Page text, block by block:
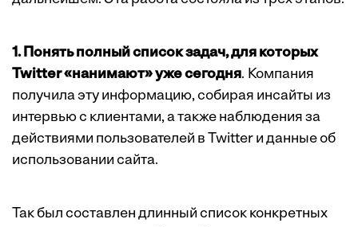
1. Понять полный список задач, для которых
Twitter «нанимают» уже сегодня. Компания
получила эту информацию, собирая инсайты из
интервью с клиентами, а также наблюдения за
действиями пользователей в Twitter и данные об
использовании сайта.
Так был составлен длинный список конкретных